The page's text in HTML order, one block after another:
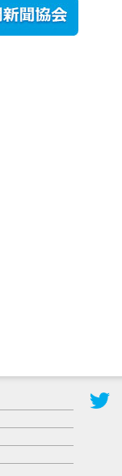
更新
農工大で大
登録有形文
化財となっ
た東北大植